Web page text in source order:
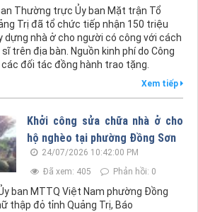
Thường trực Ủy ban Mặt trận Tổ
Trị đã tổ chức tiếp nhận 150 triệu
dựng nhà ở cho người có công với cách
trên địa bàn. Nguồn kinh phí do Công
các đối tác đồng hành trao tặng.
Xem tiếp
Khởi công sửa chữa nhà ở cho
hộ nghèo tại phường Đồng Sơn
24/07/2026 10:42:00 PM
Đã xem: 405
Phản hồi: 0
ban MTTQ Việt Nam phường Đồng
thập đỏ tỉnh Quảng Trị, Báo